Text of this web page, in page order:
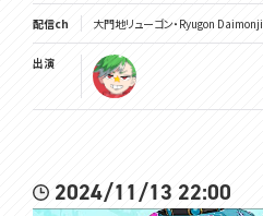
配信ch 大門地リューゴン・Ryugon Daimonji
出演
2024/11/13 22:00